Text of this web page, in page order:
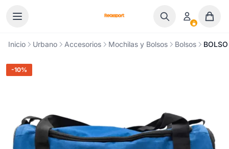
Inicio Urbano Accesorios Mochilas y Bolsos Bolsos
-10%